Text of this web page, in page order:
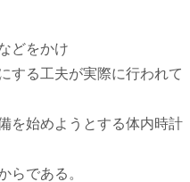
どをかけ
する工夫が実際に行われて
を始めようとする体内時計
らである。